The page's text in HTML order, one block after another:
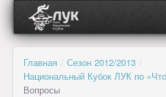
О ЛУК
Об организации
Главная / Сезон 2012/2013 /
Национальный Кубок ЛУК по
Вопросы